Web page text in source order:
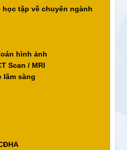
học tập về chuyên ngành
hình ảnh
Scan / MRI
lâm sàng